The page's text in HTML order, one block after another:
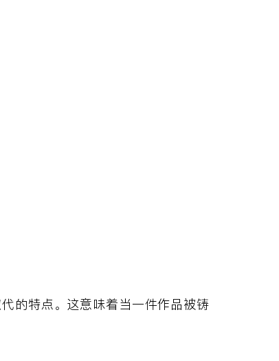
的特点。这意味着当一件作品被铸